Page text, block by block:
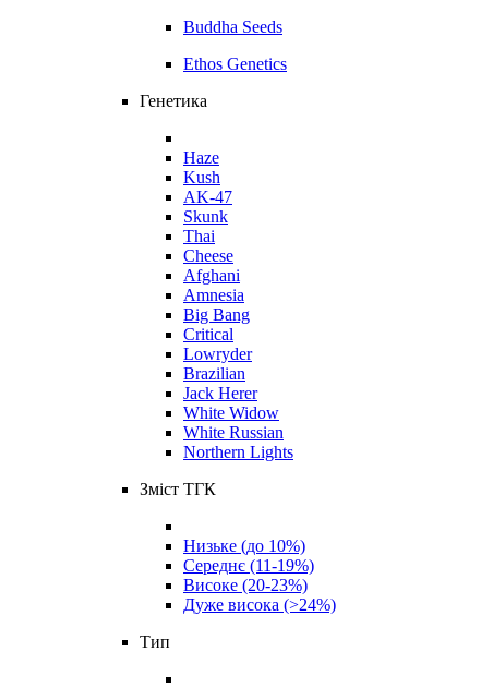
Buddha Seeds
Ethos Genetics
Генетика
Haze
Kush
AK-47
Skunk
Thai
Cheese
Afghani
Amnesia
Big Bang
Critical
Lowryder
Brazilian
Jack Herer
White Widow
White Russian
Northern Lights
Зміст ТГК
Низьке (до 10%)
Середнє (11-19%)
Високе (20-23%)
Дуже висока (>24%)
Тип